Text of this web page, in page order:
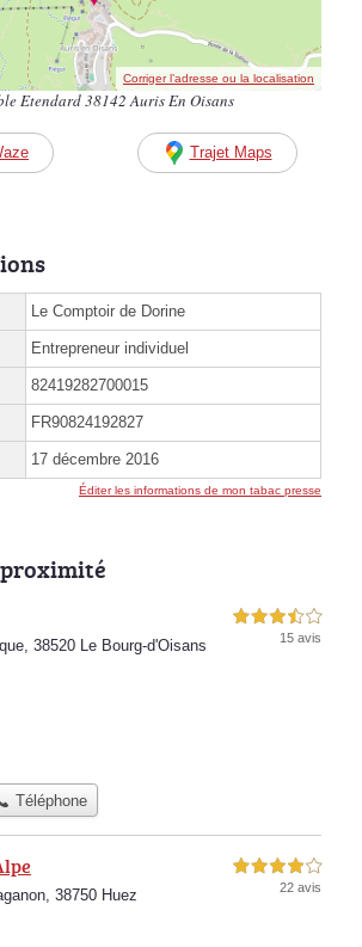
Corriger l’adresse ou la localisation
Etendard 38142 Auris En Oisans
Trajet Maps
Le Comptoir de Dorine
Entrepreneur individuel
82419282700015
FR90824192827
17 décembre 2016
Éditer les informations de mon tabac presse
proximité
38520 Le Bourg-d'Oisans
3,5 étoiles sur 5
15 avis
Téléphone
38750 Huez
4,0 étoiles sur 5
22 avis